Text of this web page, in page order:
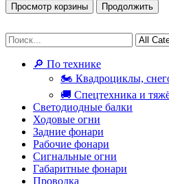
Просмотр корзины Продолжить
🔎 По технике
🏍 Квадроциклы,
🚚 Спецтехника и
Светодиодные балки
Ходовые огни
Задние фонари
Рабочие фонари
Сигнальные огни
Габаритные фонари
Проводка